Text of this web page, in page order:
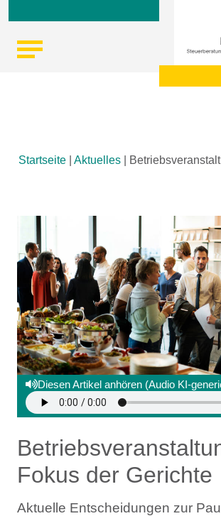
Startseite Aktuelles
Diesen Artikel anhören (Audio KI-
Fokus der Gerichte
Aktuelle Entscheidungen zur